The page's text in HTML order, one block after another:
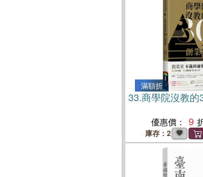
滿額折
33.商學院沒教的
優惠價： 9
庫存：2